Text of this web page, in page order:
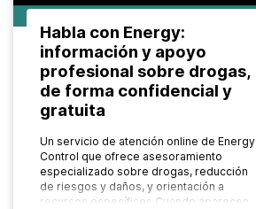
Habla con Energy:
información y apoyo
profesional sobre drogas,
de forma confidencial y
gratuita
Un servicio de atención online de Energy
Control que ofrece asesoramiento
especializado sobre drogas, reducción
de riesgos y daños, y orientación a
recursos específicos Cuando aparecen